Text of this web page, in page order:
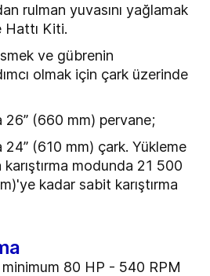
rulman yuvasını yağlamak
Hattı Kiti.
ve gübrenin
olmak için çark üzerinde
26” (660 mm) pervane;
(610 mm) çark. Yükleme
modunda 21 500
kadar sabit karıştırma
80 HP - 540 RPM